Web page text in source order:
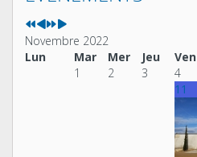
Novembre 2022
Lun
Mar Mer Jeu Ven
1
2 3 4
11